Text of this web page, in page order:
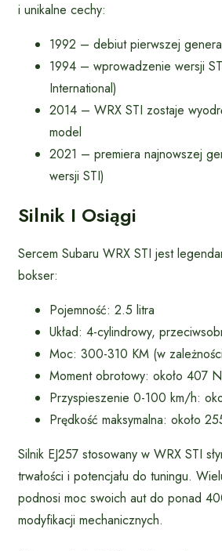
i unikalne cechy:
1992 – debiut pierwszej
1994 – wprowadzenie wersji
International)
2014 – WRX STI zostaje
model
2021 – premiera najnowszej
wersji STI)
Silnik I Osiągi
Sercem Subaru WRX STI jest
bokser:
Pojemność: 2.5 litra
Układ: 4-cylindrowy,
Moc: 300-310 KM (w
Moment obrotowy: około 407
Przyspieszenie 0-100 km/h:
Prędkość maksymalna: około
Silnik EJ257 stosowany w WRX STI
trwałości i potencjału do tuningu.
podnosi moc swoich aut do ponad
modyfikacji mechanicznych.